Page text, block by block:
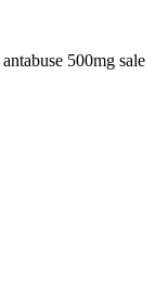
antabuse 500mg sale